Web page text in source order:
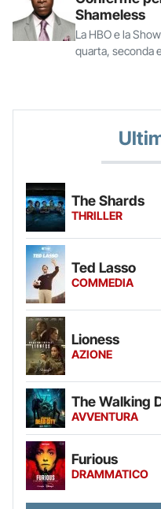
Shameless
La HBO e la
quarta, seconda
The Shards
THRILLER
Ted Lasso
COMMEDIA
Lioness
AZIONE
The Walking
AVVENTURA
Furious
DRAMMATICO